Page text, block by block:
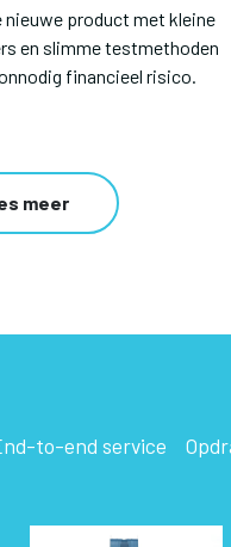
nieuwe product met kleine
en slimme testmethoden
financieel risico.
meer
to-end service